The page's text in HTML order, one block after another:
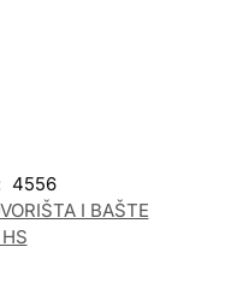
4556
I BAŠTE